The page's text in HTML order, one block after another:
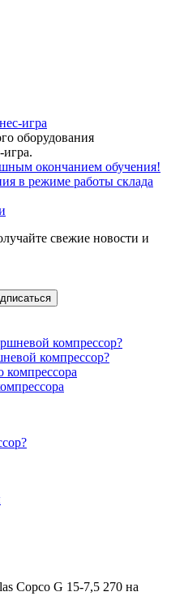
игра
оборудования
окончанием обучения!
в режиме работы склада
свежие новости и
компрессор?
Copco G 15-7,5 270 на